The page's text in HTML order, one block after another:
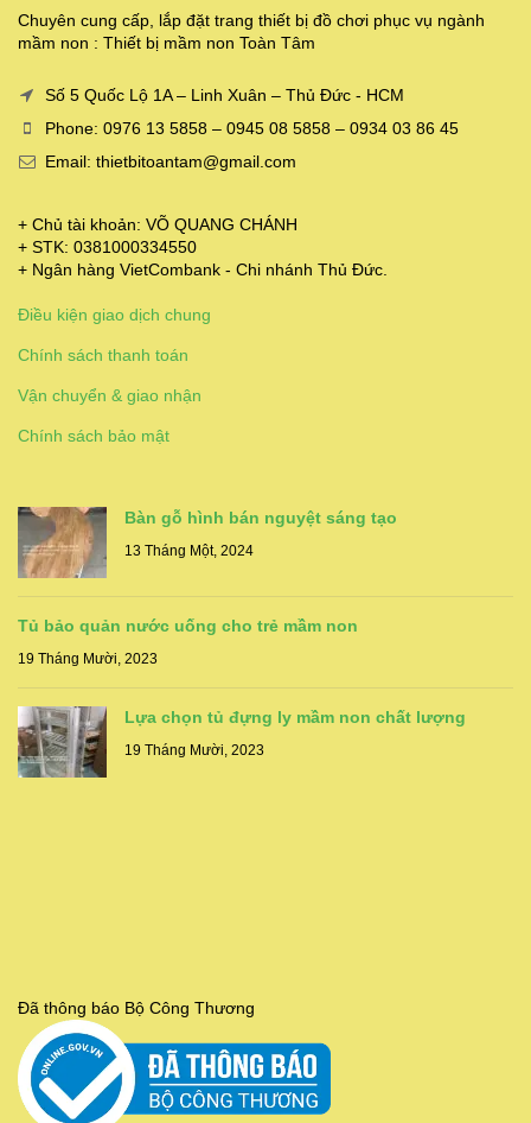
Chuyên cung cấp, lắp đặt trang thiết bị đồ chơi phục vụ ngành
mầm non : Thiết bị mầm non Toàn Tâm
Số 5 Quốc Lộ 1A – Linh Xuân – Thủ Đức - HCM
Phone: 0976 13 5858 – 0945 08 5858 – 0934 03 86 45
Email: thietbitoantam@gmail.com
+ Chủ tài khoản: VÕ QUANG CHÁNH
+ STK: 0381000334550
+ Ngân hàng VietCombank - Chi nhánh Thủ Đức.
Điều kiện giao dịch chung
Chính sách thanh toán
Vận chuyển & giao nhận
Chính sách bảo mật
Bàn gỗ hình bán nguyệt sáng tạo
13 Tháng Một, 2024
Tủ bảo quản nước uống cho trẻ mầm non
19 Tháng Mười, 2023
Lựa chọn tủ đựng ly mầm non chất lượng
19 Tháng Mười, 2023
Đã thông báo Bộ Công Thương